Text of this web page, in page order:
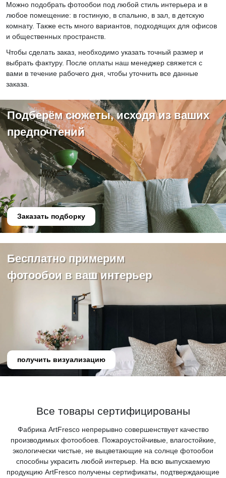
Можно подобрать фотообои под любой стиль интерьера и в
любое помещение: в гостиную, в спальню, в зал, в детскую
комнату. Также есть много вариантов, подходящих для офисов
и общественных пространств.
Чтобы сделать заказ, необходимо указать точный размер и
выбрать фактуру. После оплаты наш менеджер свяжется с
вами в течение рабочего дня, чтобы уточнить все данные
заказа.
Подберём сюжеты, исходя из ваших
предпочтений
Заказать подборку
Бесплатно примерим
фотообои в ваш интерьер
получить визуализацию
Все товары сертифицированы
Фабрика ArtFresco непрерывно совершенствует качество
производимых фотообоев. Пожароустойчивые, влагостойкие,
экологически чистые, не выцветающие на солнце фотообои
способны украсить любой интерьер. На всю выпускаемую
продукцию ArtFresco получены сертификаты, подтверждающие